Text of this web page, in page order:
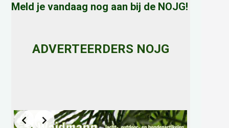
Meld je vandaag nog aan bij de NOJG!
ADVERTEERDERS NOJG